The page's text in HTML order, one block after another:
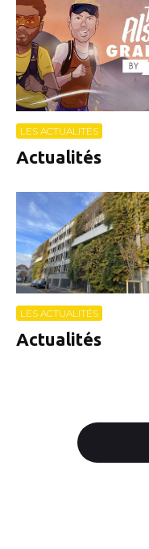
LES ACTUALITÉS
Actualités
LES ACTUALITÉS
Actualités